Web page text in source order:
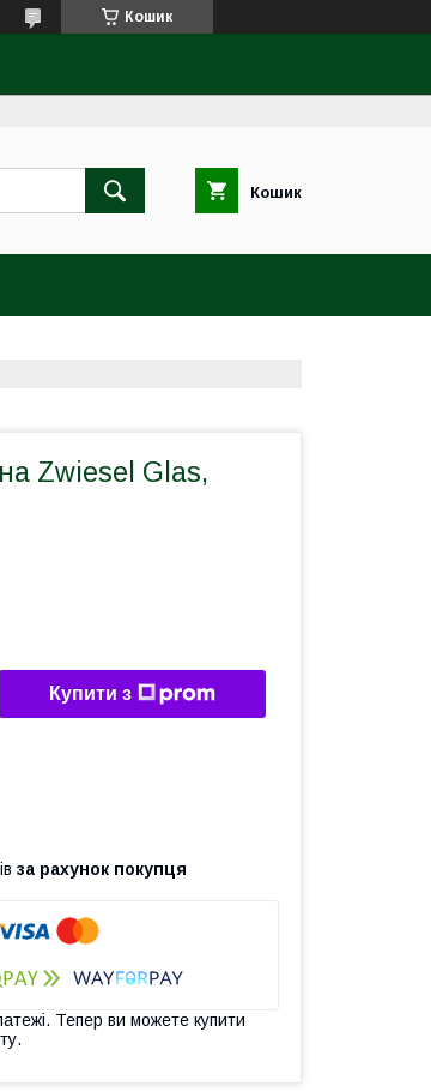
Кошик
Кошик
Zwiesel Glas,
Купити з
за рахунок покупця
Тепер ви можете купити